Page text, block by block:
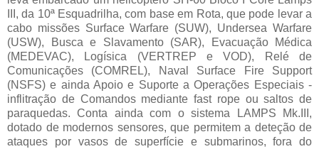
III, da 10ª Esquadrilha, com base em Rota, que pode levar a
cabo missões Surface Warfare (SUW), Undersea Warfare
(USW), Busca e Slavamento (SAR), Evacuação Médica
(MEDEVAC), Logísica (VERTREP e VOD), Relé de
Comunicações (COMREL), Naval Surface Fire Support
(NSFS) e ainda Apoio e Suporte a Operações Especiais -
inflitração de Comandos mediante fast rope ou saltos de
paraquedas. Conta ainda com o sistema LAMPS Mk.III,
dotado de modernos sensores, que permitem a deteção de
ataques por vasos de superfície e submarinos, fora do